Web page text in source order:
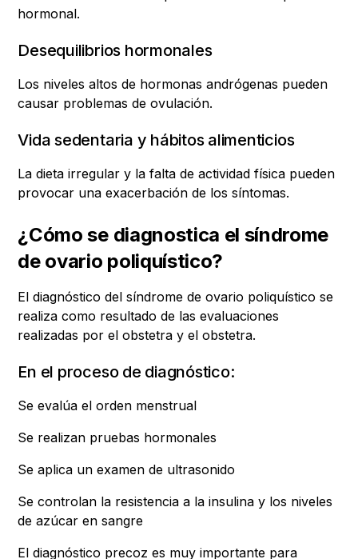
hormonal.
Desequilibrios hormonales
Los niveles altos de hormonas andrógenas pueden
causar problemas de ovulación.
Vida sedentaria y hábitos alimenticios
La dieta irregular y la falta de actividad física pueden
provocar una exacerbación de los síntomas.
¿Cómo se diagnostica el síndrome
de ovario poliquístico?
El diagnóstico del síndrome de ovario poliquístico se
realiza como resultado de las evaluaciones
realizadas por el obstetra y el obstetra.
En el proceso de diagnóstico:
Se evalúa el orden menstrual
Se realizan pruebas hormonales
Se aplica un examen de ultrasonido
Se controlan la resistencia a la insulina y los niveles
de azúcar en sangre
El diagnóstico precoz es muy importante para